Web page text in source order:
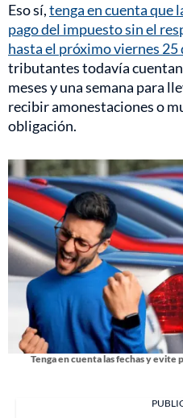
Eso sí,tenga en cuenta que
pago del impuesto sin el
hasta el próximo viernes 25
tributantes todavía
meses y una semana para
recibir amonestaciones o
obligación.
Tenga en cuenta las fechas y evite